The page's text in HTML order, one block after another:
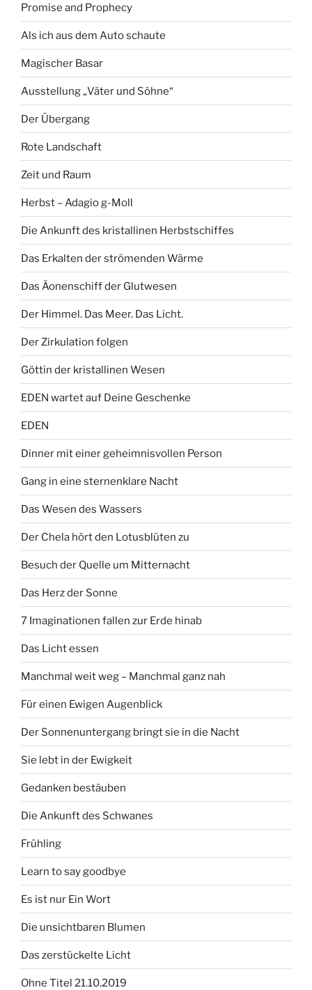
Promise and Prophecy
Als ich aus dem Auto schaute
Magischer Basar
Ausstellung „Väter und Söhne“
Der Übergang
Rote Landschaft
Zeit und Raum
Herbst – Adagio g-Moll
Die Ankunft des kristallinen Herbstschiffes
Das Erkalten der strömenden Wärme
Das Äonenschiff der Glutwesen
Der Himmel. Das Meer. Das Licht.
Der Zirkulation folgen
Göttin der kristallinen Wesen
EDEN wartet auf Deine Geschenke
EDEN
Dinner mit einer geheimnisvollen Person
Gang in eine sternenklare Nacht
Das Wesen des Wassers
Der Chela hört den Lotusblüten zu
Besuch der Quelle um Mitternacht
Das Herz der Sonne
7 Imaginationen fallen zur Erde hinab
Das Licht essen
Manchmal weit weg – Manchmal ganz nah
Für einen Ewigen Augenblick
Der Sonnenuntergang bringt sie in die Nacht
Sie lebt in der Ewigkeit
Gedanken bestäuben
Die Ankunft des Schwanes
Frühling
Learn to say goodbye
Es ist nur Ein Wort
Die unsichtbaren Blumen
Das zerstückelte Licht
Ohne Titel 21.10.2019